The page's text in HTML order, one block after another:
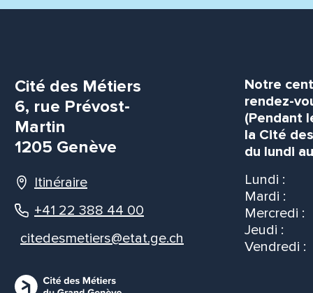
Cité des Métiers
6, rue Prévost-
Martin
1205 Genève
Itinéraire
+41 22 388 44 00
citedesmetiers@etat.ge.ch
Notre
rendez-
(Pendant
la Cité
du lundi
Lundi :
Mardi :
Mercredi :
Jeudi :
Vendredi :